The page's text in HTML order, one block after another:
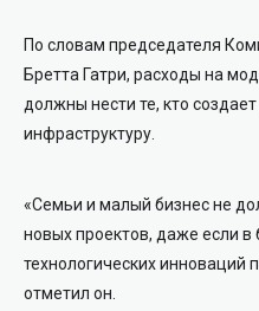
По словам председателя
Бретта Гатри, расходы на
должны нести те, кто
инфраструктуру.
«Семьи и малый бизнес не
новых проектов, даже если
технологических инноваций
отметил он.